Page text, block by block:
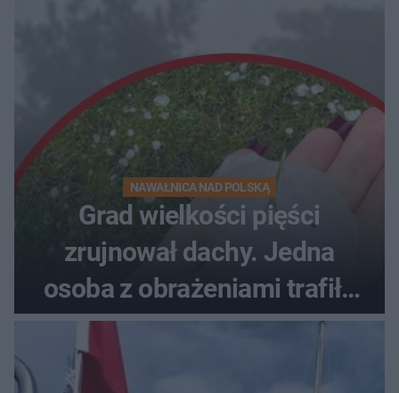
NAWAŁNICA NAD POLSKĄ
Grad wielkości pięści
zrujnował dachy. Jedna
osoba z obrażeniami trafiła
do szpitala